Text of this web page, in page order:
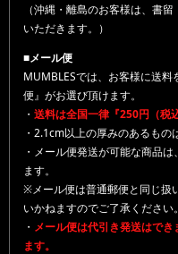
（沖縄・離島のお客様は、書
いただきます。）
■メール便
MUMBLESでは、お客様に送
便』がお選び頂けます。
・ 送料は全国一律『250円（税
・2.1cm以上の厚みのあるもの
・メール便発送が可能な商品
ます。
※メール便は普通郵便と同じ扱
いかねますのでご了承ください。
・ メール便は代引き発送はで
ます。